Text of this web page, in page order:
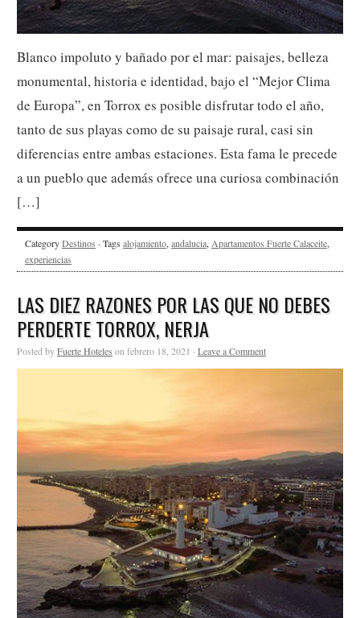
Blanco impoluto y bañado por el mar: paisajes, belleza
monumental, historia e identidad, bajo el “Mejor Clima
de Europa”, en Torrox es posible disfrutar todo el año,
tanto de sus playas como de su paisaje rural, casi sin
diferencias entre ambas estaciones. Esta fama le precede
a un pueblo que además ofrece una curiosa combinación
[…]
CategoryDestinos · Tags alojamiento, andalucia, Apartamentos Fuerte Calaceite,
experiencias
LAS DIEZ RAZONES POR LAS QUE NO DEBES
PERDERTE TORROX, NERJA
Posted byFuerte Hoteles on febrero 18, 2021 · Leave a Comment